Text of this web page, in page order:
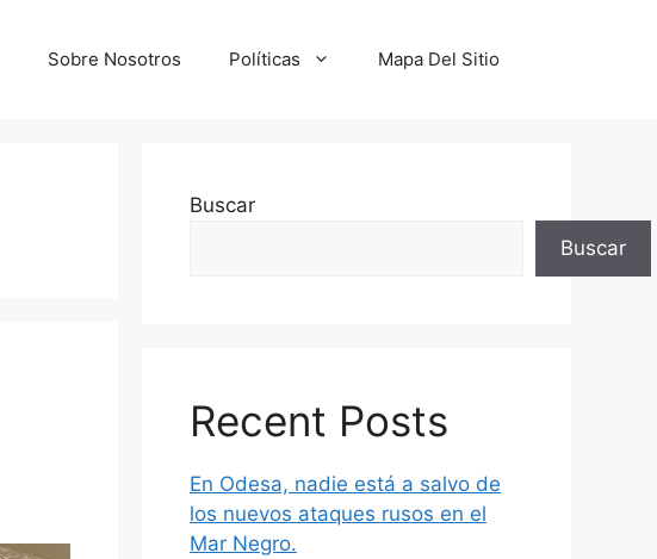
Sobre Nosotros Políticas Mapa Del Sitio
Buscar
Buscar
Recent Posts
En Odesa, nadie está a salvo de
los nuevos ataques rusos en el
Mar Negro.